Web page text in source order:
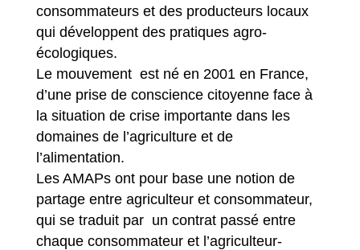
consommateurs et des producteurs locaux
qui développent des pratiques agro-
écologiques.
Le mouvement est né en 2001 en France,
d’une prise de conscience citoyenne face à
la situation de crise importante dans les
domaines de l’agriculture et de
l’alimentation.
Les AMAPs ont pour base une notion de
partage entre agriculteur et consommateur,
qui se traduit par un contrat passé entre
chaque consommateur et l’agriculteur-